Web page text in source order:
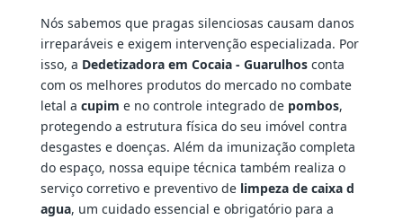
Nós sabemos que pragas silenciosas causam danos
irreparáveis e exigem intervenção especializada. Por
isso, a Dedetizadora em Cocaia - Guarulhosconta
com os melhores produtos do mercado no combate
letal a cupim e no controle integrado de pombos,
protegendo a estrutura física do seu imóvel contra
desgastes e doenças. Além da imunização completa
do espaço, nossa equipe técnica também realiza o
serviço corretivo e preventivo de limpeza de caixa d
agua, um cuidado essencial e obrigatório para a